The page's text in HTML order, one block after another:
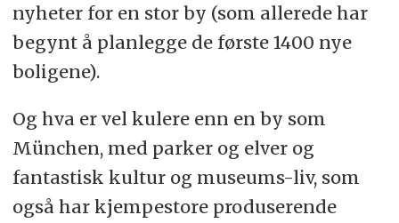
nyheter for en stor by (som allerede har
begynt å planlegge de første 1400 nye
boligene).
Og hva er vel kulere enn en by som
München, med parker og elver og
fantastisk kultur og museums-liv, som
også har kjempestore produserende